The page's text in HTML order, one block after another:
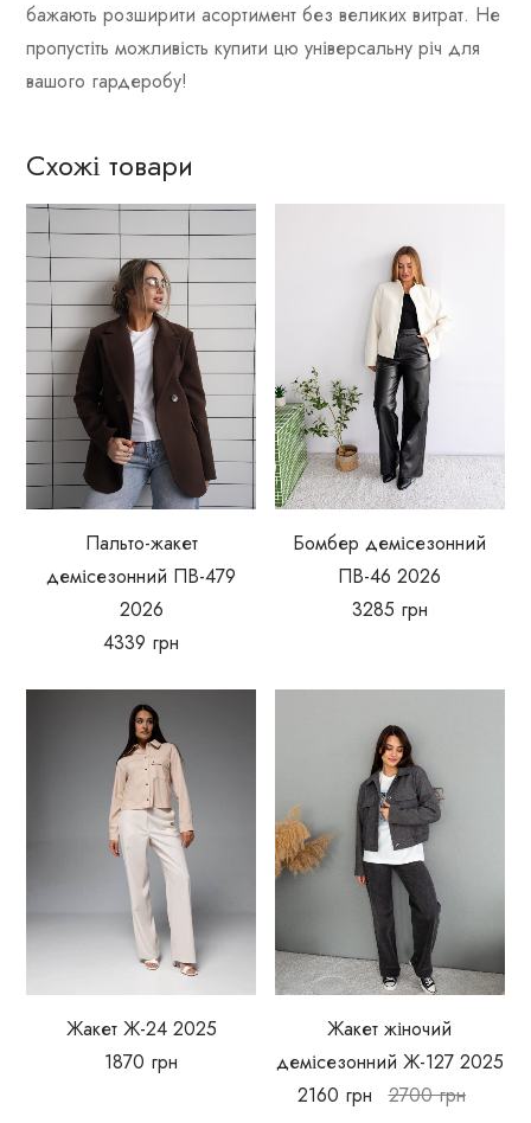
бажають розширити асортимент без великих витрат. Не
пропустіть можливість купити цю універсальну річ для
вашого гардеробу!
Схожі товари
Пальто-жакет
демісезонний ПВ-479
2026
4339 грн
Бомбер демісезонний
ПВ-46 2026
3285 грн
Жакет Ж-24 2025
1870 грн
Жакет жіночий
демісезонний Ж-127 2025
2160 грн 2700грн